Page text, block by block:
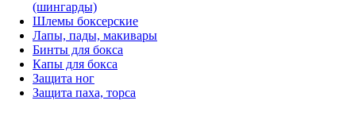
(шингарды)
Шлемы боксерские
Лапы, пады, макивары
Бинты для бокса
Капы для бокса
Защита ног
Защита паха, торса